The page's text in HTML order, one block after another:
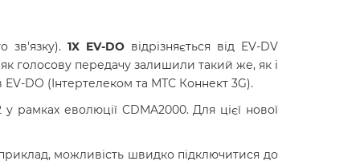
зв'язку). 1X EV-DO відрізняється від EV-DV
голосову передачу залишили такий же, як і
EV-DO (Інтертелеком та МТС Коннект 3G).
рамках еволюції CDMA2000. Для цієї нової
можливість швидко підключитися до